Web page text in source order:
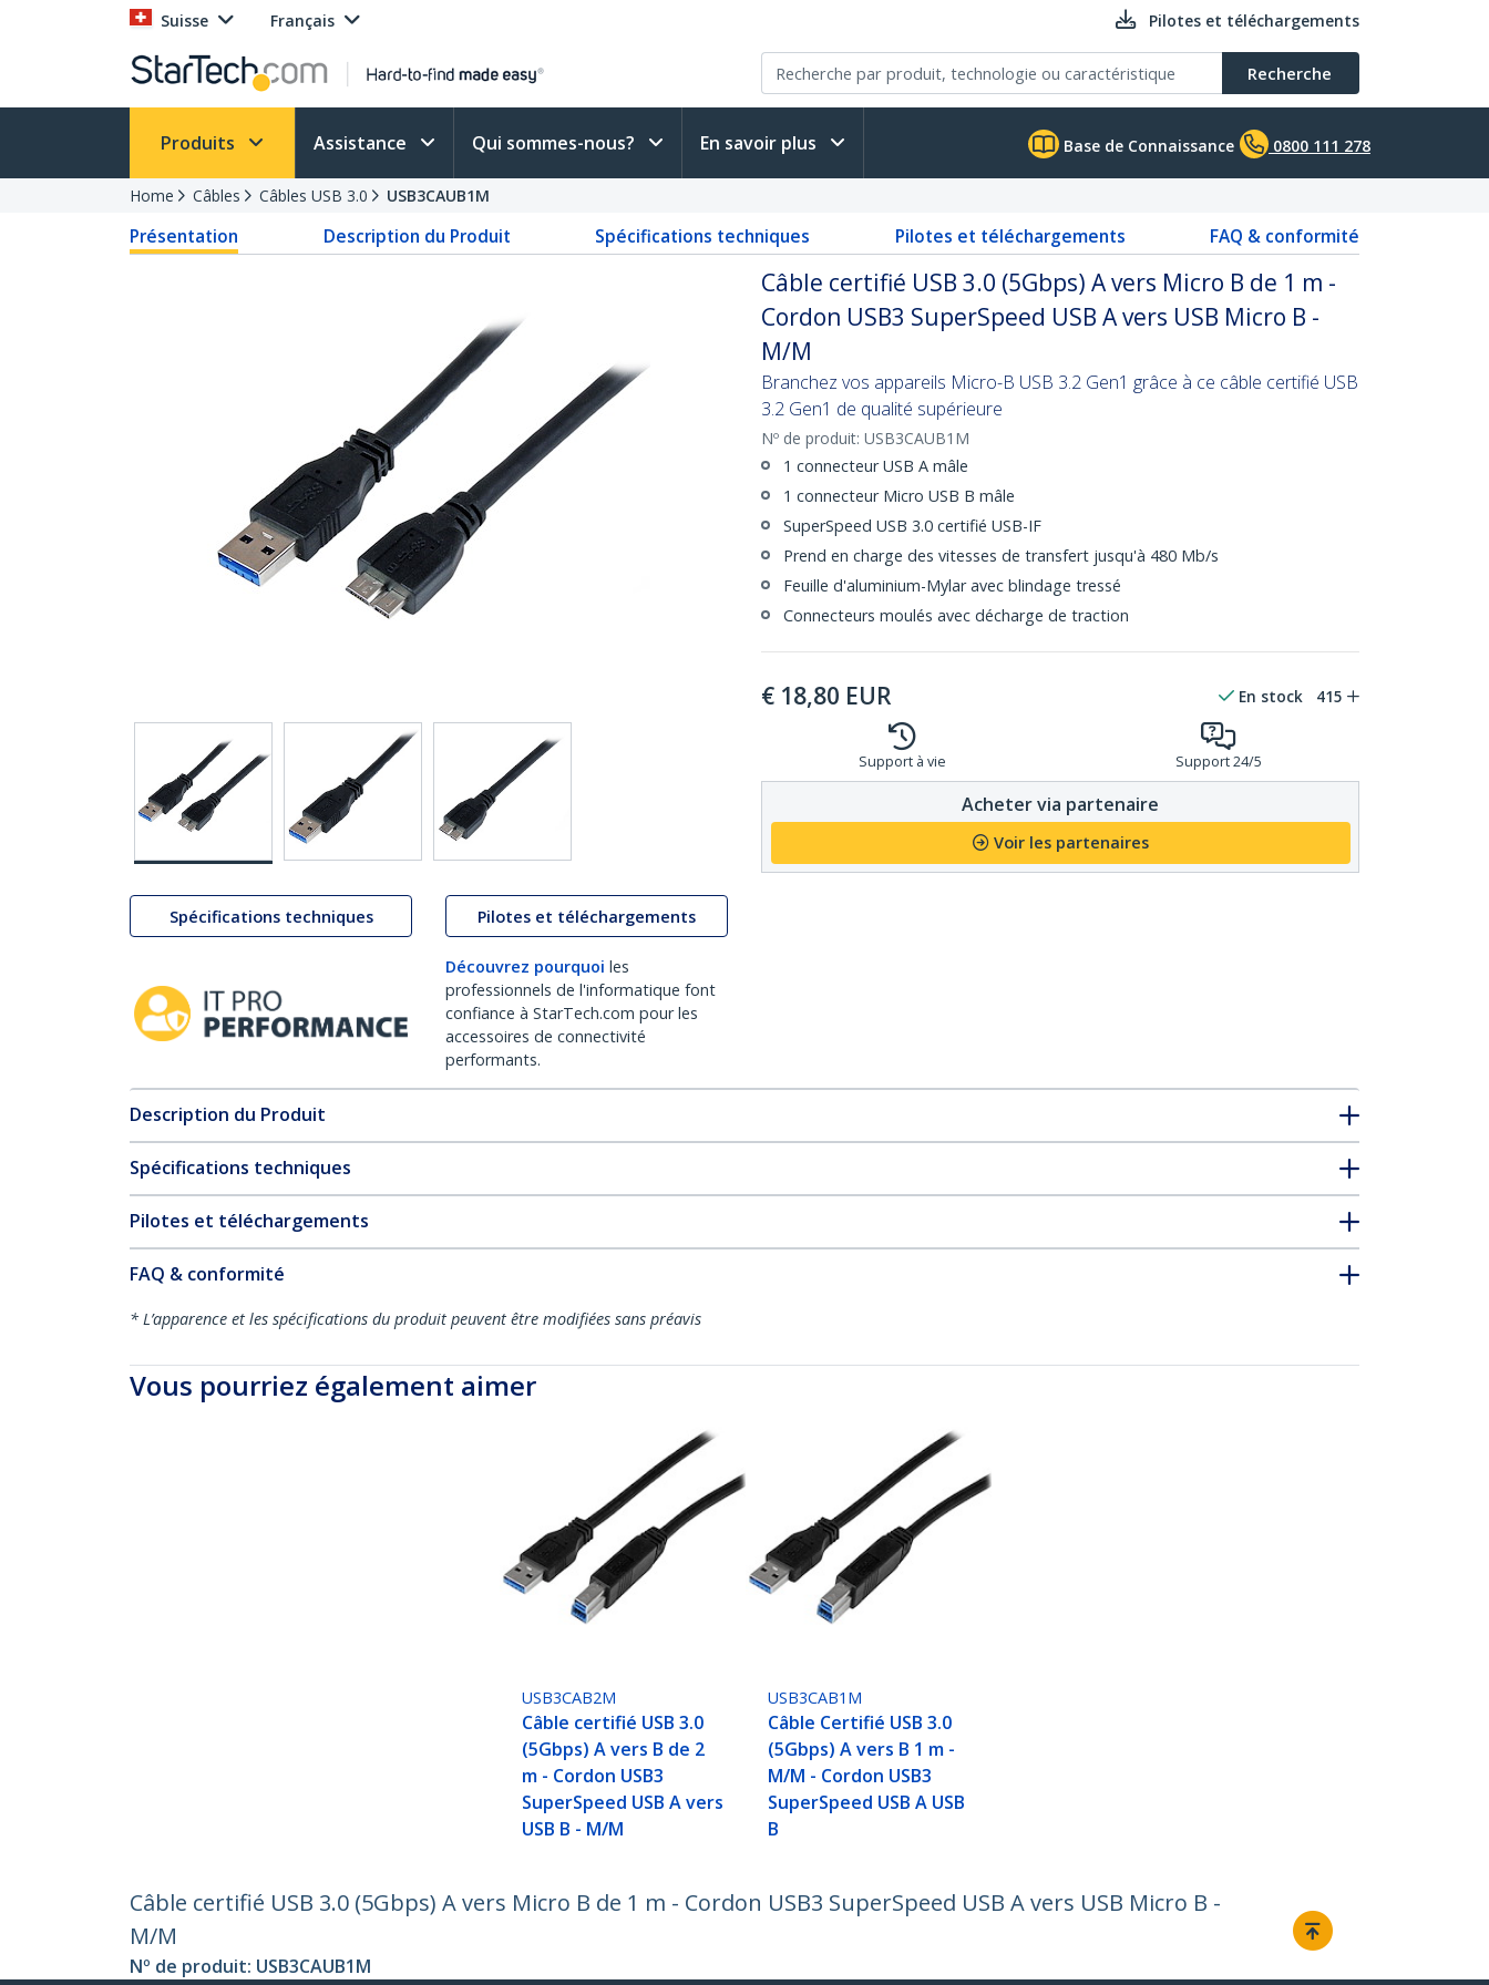
Suisse Français Pilotes et téléchargements
Recherche
Produits Assistance Qui sommes-nous? En savoir plus Base de Connaissance 0800 111 278
Home Câbles Câbles USB 3.0 USB3CAUB1M
Présentation Description du Produit Spécifications techniques Pilotes et téléchargements FAQ & conformité
Spécifications techniques Pilotes et téléchargements
Découvrez pourquoi les
professionnels de l'informatique font
confiance à StarTech.com pour les
accessoires de connectivité
performants.
Câble certifié USB 3.0 (5Gbps) A vers Micro B de 1 m -
Cordon USB3 SuperSpeed USB A vers USB Micro B -
M/M
Branchez vos appareils Micro-B USB 3.2 Gen1 grâce à ce câble certifié USB
3.2 Gen1 de qualité supérieure
Nº de produit: USB3CAUB1M
1 connecteur USB A mâle
1 connecteur Micro USB B mâle
SuperSpeed USB 3.0 certifié USB-IF
Prend en charge des vitesses de transfert jusqu'à 480 Mb/s
Feuille d'aluminium-Mylar avec blindage tressé
Connecteurs moulés avec décharge de traction
€ 18,80 EUR En stock 415
Support à vie Support 24/5
Acheter via partenaire
Voir les partenaires
Description du Produit
Spécifications techniques
Pilotes et téléchargements
FAQ & conformité
* L’apparence et les spécifications du produit peuvent être modifiées sans préavis
Vous pourriez également aimer
USB3CAB2M
Câble certifié USB 3.0
(5Gbps) A vers B de 2
m - Cordon USB3
SuperSpeed USB A vers
USB B - M/M
USB3CAB1M
Câble Certifié USB 3.0
(5Gbps) A vers B 1 m -
M/M - Cordon USB3
SuperSpeed USB A USB
B
Câble certifié USB 3.0 (5Gbps) A vers Micro B de 1 m - Cordon USB3 SuperSpeed USB A vers USB Micro B -
M/M
Nº de produit: USB3CAUB1M